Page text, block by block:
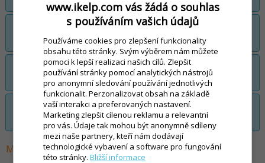
Zpracování online objednávky z pohledu
obsluhy (personálu restaurace)
Zpracování online objednávky z pohledu
rozvozce, aplikace Poslíček
Telefonická objednávka jídla - zpracování
z pohledu obsluhy
Marketingové kampaně, kupóny, slevy, akce
www.ikelp.com vás žádá o souhlas
s používáním vašich údajů
Používáme cookies pro zlepšení funkcionality
obsahu této stránky. Svým výběrem nám můžete
pomoci k lepší realizaci našich cílů. Zlepšit
používání stránky pomocí analytických nástrojů
pro anonymní sledování používání jednotlivých
funkcionalit. Perzonalizovat obsah na základě
vaší interakci a preferovaných nastavení.
Marketing zlepšit cílenou reklamu a relevantní
pro vás. Údaje tak mohou být anonymně sdíleny
mezi naše partnery, kteří nám dodávají
technologické vybavení a software pro fungování
této stránky.Bližší informace